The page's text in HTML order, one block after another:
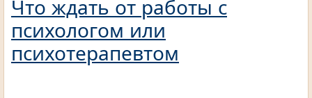
Что ждать от работы с
психологом или
психотерапевтом